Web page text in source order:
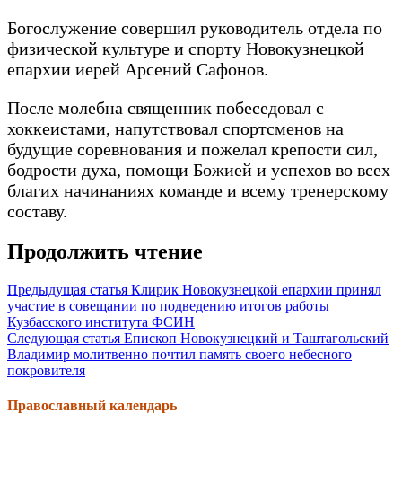
Богослужение совершил руководитель отдела по
физической культуре и спорту Новокузнецкой
епархии иерей Арсений Сафонов.
После молебна священник побеседовал с
хоккеистами, напутствовал спортсменов на
будущие соревнования и пожелал крепости сил,
бодрости духа, помощи Божией и успехов во всех
благих начинаниях команде и всему тренерскому
составу.
Продолжить чтение
Предыдущая статья Клирик Новокузнецкой епархии принял
участие в совещании по подведению итогов работы
Кузбасского института ФСИН
Следующая статья Епископ Новокузнецкий и Таштагольский
Владимир молитвенно почтил память своего небесного
покровителя
Православный календарь